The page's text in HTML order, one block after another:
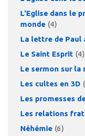
L'Eglise dans le
monde(4)
La lettre de Paul
Le Saint Esprit(4)
Le sermon sur la
Les cultes en 3D
Les promesses
Les relations
Néhémie(6)